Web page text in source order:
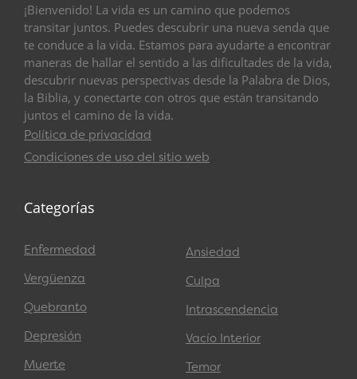
¡Bienvenido! La vida es un camino que podemos
transitar juntos. Puedes descubrir una nueva senda que
te conduce a la vida. Estamos para ayudarte a encontrar
maneras de hallar el sentido a las dificultades de la vida,
descubrir nuevas perspectivas desde la Palabra de Dios,
la Biblia, y conectarte con otros que están transitando
juntos el camino de la vida.
Política de privacidad
Condiciones de uso del sitio web
Categorías
Enfermedad
Vergüenza
Quebranto
Depresión
Muerte
Ansiedad
Culpa
Intrascendencia
Vacío Interior
Temor